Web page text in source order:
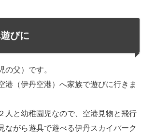
びに
の父）です。
港（伊丹空港）へ家族で遊びに行きま
人と幼稚園児なので、空港見物と飛行
ながら遊具で遊べる伊丹スカイパーク